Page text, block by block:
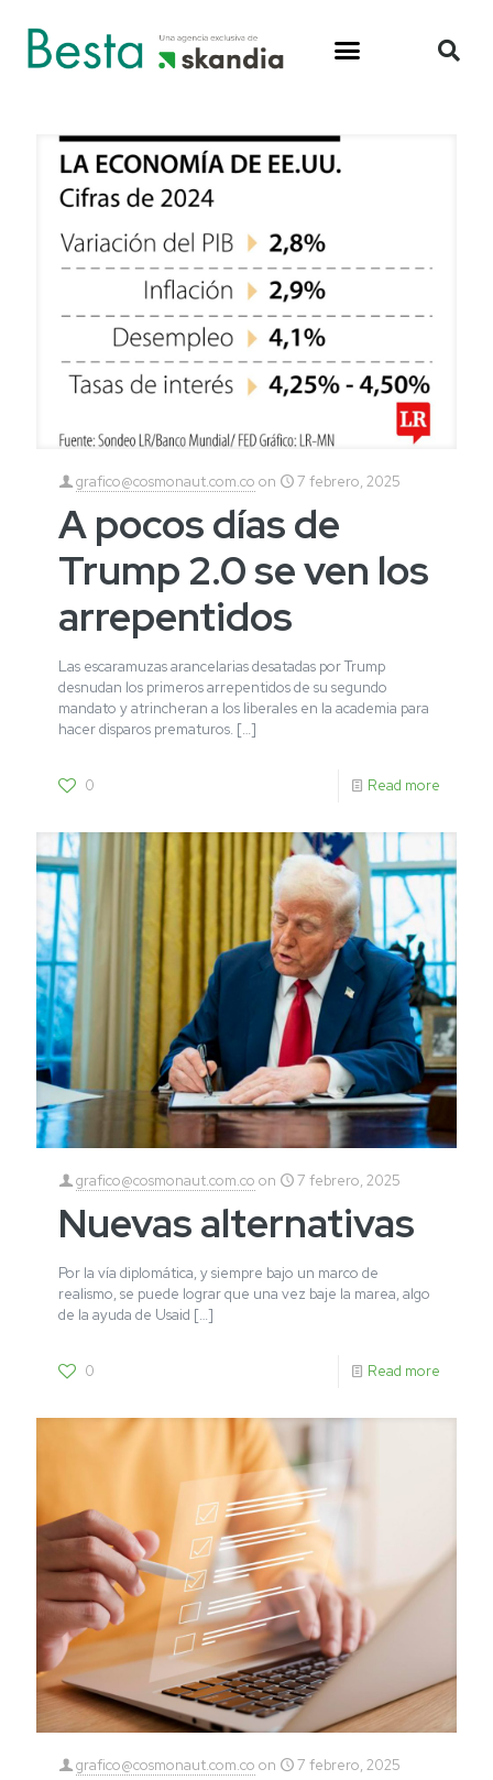
grafico@cosmonaut.com.co on 7 febrero, 2025
A pocos días de
Trump 2.0 se ven los
arrepentidos
Las escaramuzas arancelarias desatadas por Trump
desnudan los primeros arrepentidos de su segundo
mandato y atrincheran a los liberales en la academia para
hacer disparos prematuros. […]
0 Read more
grafico@cosmonaut.com.co on 7 febrero, 2025
Nuevas alternativas
Por la vía diplomática, y siempre bajo un marco de
realismo, se puede lograr que una vez baje la marea, algo
de la ayuda de Usaid […]
0 Read more
grafico@cosmonaut.com.co on 7 febrero, 2025